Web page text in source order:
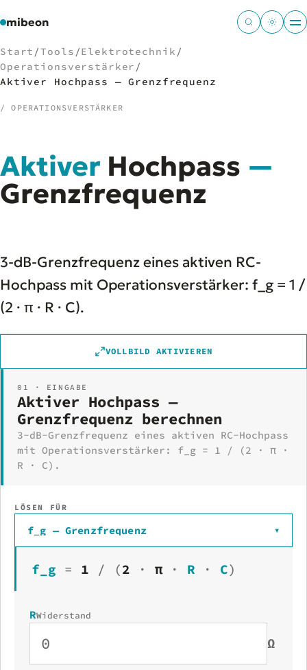
mibeon
Start
02MB
03Projekte
04Leistungen
07Welten
Start /Tools /Elektrotechnik /
Operationsverstärker /
Aktiver Hochpass — Grenzfrequenz
/ OPERATIONSVERSTÄRKER
Aktiver Hochpass —
Grenzfrequenz
3-dB-Grenzfrequenz eines aktiven RC-
Hochpass mit Operationsverstärker: f_g = 1 /
(2 · π · R · C).
VOLLBILD AKTIVIEREN
01 · EINGABE
Aktiver Hochpass —
Grenzfrequenz berechnen
3-dB-Grenzfrequenz eines aktiven RC-Hochpass
mit Operationsverstärker: f_g = 1 / (2 · π ·
R · C).
LÖSEN FÜR
f_g — Grenzfrequenz ▾
f_g = 1 / (2 · π · R · C)
RWiderstand
Ω